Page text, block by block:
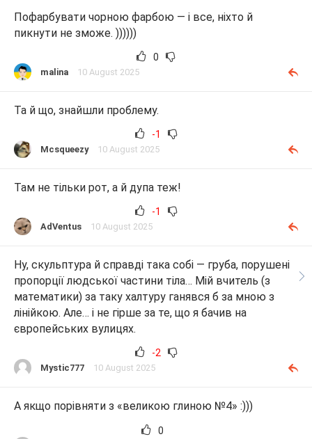
Пофарбувати чорною фарбою — і все, ніхто й
пикнути не зможе. ))))))
0
malina 10 August 2025
Та й що, знайшли проблему.
-1
Mcsqueezy 10 August 2025
Там не тільки рот, а й дупа теж!
-1
AdVentus 10 August 2025
Ну, скульптура й справді така собі — груба, порушені
пропорції людської частини тіла… Мій вчитель (з
математики) за таку халтуру ганявся б за мною з
лінійкою. Але… і не гірше за те, що я бачив на
європейських вулицях.
-2
Mystic777 10 August 2025
А якщо порівняти з «великою глиною №4» :)))
0